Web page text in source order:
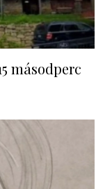
másodperc